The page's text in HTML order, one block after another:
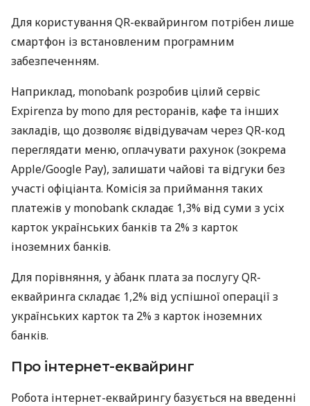
Для користування QR-еквайрингом потрібен лише
смартфон із встановленим програмним
забезпеченням.
Наприклад, monobank розробив цілий сервіс
Expirenza by mono для ресторанів, кафе та інших
закладів, що дозволяє відвідувачам через QR-код
переглядати меню, оплачувати рахунок (зокрема
Apple/Google Pay), залишати чайові та відгуки без
участі офіціанта. Комісія за приймання таких
платежів у monobank складає 1,3% від суми з усіх
карток українських банків та 2% з карток
іноземних банків.
Для порівняння, у àбанк плата за послугу QR-
еквайринга складає 1,2% від успішної операції з
українських карток та 2% з карток іноземних
банків.
Про інтернет-еквайринг
Робота інтернет-еквайрингу базується на введенні